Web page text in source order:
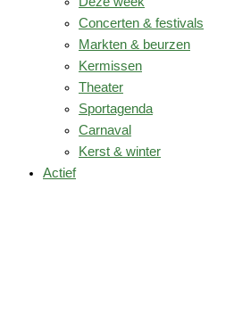
Concerten & festivals
Markten & beurzen
Kermissen
Theater
Sportagenda
Carnaval
Kerst & winter
Actief